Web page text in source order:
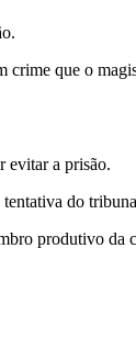
que o
evitar a prisão.
do
produtivo da